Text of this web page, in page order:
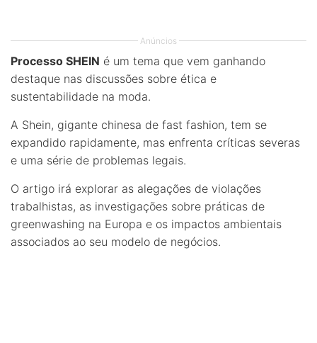
Anúncios
Processo SHEIN é um tema que vem ganhando
destaque nas discussões sobre ética e
sustentabilidade na moda.
A Shein, gigante chinesa de fast fashion, tem se
expandido rapidamente, mas enfrenta críticas severas
e uma série de problemas legais.
O artigo irá explorar as alegações de violações
trabalhistas, as investigações sobre práticas de
greenwashing na Europa e os impactos ambientais
associados ao seu modelo de negócios.